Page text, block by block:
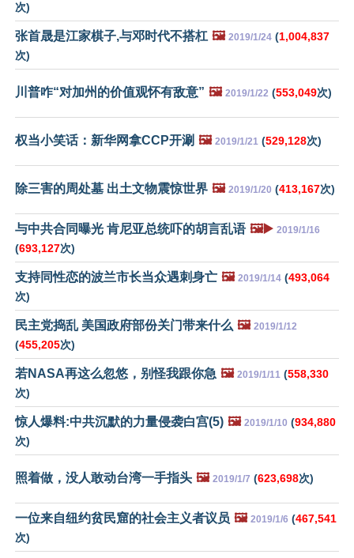
次)
张首晟是江家棋子,与邓时代不搭杠 🖼️ 2019/1/24 (1,004,837
次)
川普咋“对加州的价值观怀有敌意” 🖼️ 2019/1/22 (553,049次)
权当小笑话：新华网拿CCP开涮 🖼️ 2019/1/21 (529,128次)
除三害的周处墓 出土文物震惊世界 🖼️ 2019/1/20 (413,167次)
与中共合同曝光 肯尼亚总统吓的胡言乱语 🖼️▶️ 2019/1/16
(693,127次)
支持同性恋的波兰市长当众遇刺身亡 🖼️ 2019/1/14 (493,064
次)
民主党捣乱 美国政府部份关门带来什么 🖼️ 2019/1/12
(455,205次)
若NASA再这么忽悠，别怪我跟你急 🖼️ 2019/1/11 (558,330
次)
惊人爆料:中共沉默的力量侵袭白宫(5) 🖼️ 2019/1/10 (934,880
次)
照着做，没人敢动台湾一手指头 🖼️ 2019/1/7 (623,698次)
一位来自纽约贫民窟的社会主义者议员 🖼️ 2019/1/6 (467,541
次)